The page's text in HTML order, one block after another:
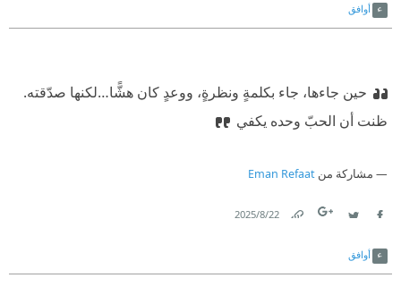
أوافق
حين جاءها، جاء بكلمةٍ ونظرةٍ، ووعدٍ كان هشًّا…لكنها صدّقته.
ظنت أن الحبّ وحده يكفي
مشاركة من Eman Refaat
22‏/8‏/2025
أوافق